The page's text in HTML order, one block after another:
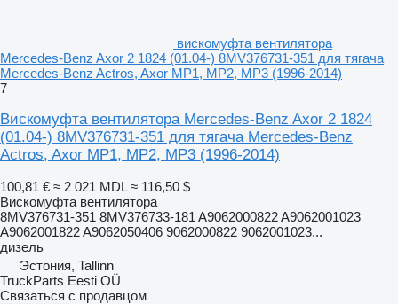
вискомуфта вентилятора
Mercedes-Benz Axor 2 1824 (01.04-) 8MV376731-351 для тягача
Mercedes-Benz Actros, Axor MP1, MP2, MP3 (1996-2014)
7
Вискомуфта вентилятора Mercedes-Benz Axor 2 1824
(01.04-) 8MV376731-351 для тягача Mercedes-Benz
Actros, Axor MP1, MP2, MP3 (1996-2014)
100,81 € ≈ 2 021 MDL ≈ 116,50 $
Вискомуфта вентилятора
8MV376731-351 8MV376733-181 A9062000822 A9062001023
A9062001822 A9062050406 9062000822 9062001023...
дизель
Эстония, Tallinn
TruckParts Eesti OÜ
Связаться с продавцом